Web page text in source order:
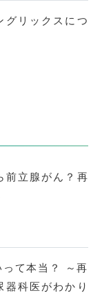
リックスにつ
前立腺がん？再
て本当？ ～再
器科医がわかり